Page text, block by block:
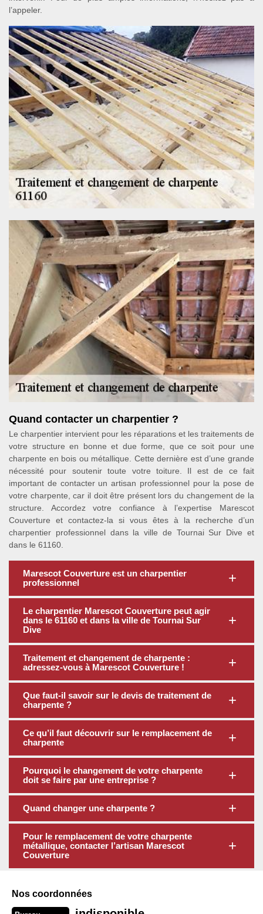
l’appeler.
Quand contacter un charpentier ?
Le charpentier intervient pour les réparations et les traitements de
votre structure en bonne et due forme, que ce soit pour une
charpente en bois ou métallique. Cette dernière est d’une grande
nécessité pour soutenir toute votre toiture. Il est de ce fait
important de contacter un artisan professionnel pour la pose de
votre charpente, car il doit être présent lors du changement de la
structure. Accordez votre confiance à l’expertise Marescot
Couverture et contactez-la si vous êtes à la recherche d’un
charpentier professionnel dans la ville de Tournai Sur Dive et
dans le 61160.
Marescot Couverture est un charpentier
professionnel
Le charpentier Marescot Couverture peut agir
dans le 61160 et dans la ville de Tournai Sur
Dive
Traitement et changement de charpente :
adressez-vous à Marescot Couverture !
Que faut-il savoir sur le devis de traitement de
charpente ?
Ce qu’il faut découvrir sur le remplacement de
charpente
Pourquoi le changement de votre charpente
doit se faire par une entreprise ?
Quand changer une charpente ?
Pour le remplacement de votre charpente
métallique, contacter l’artisan Marescot
Couverture
Nos coordonnées